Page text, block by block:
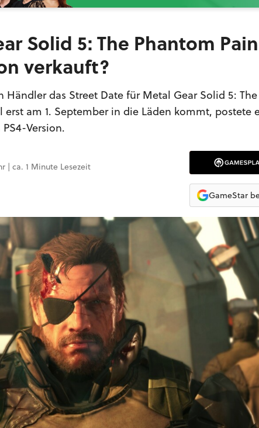
Solid 5: The Phantom
verkauft?
Händler das Street Date für Metal Gear Solid 5:
erst am 1. September in die Läden kommt, postete
Version.
| ca. 1 Minute Lesezeit
GameStar